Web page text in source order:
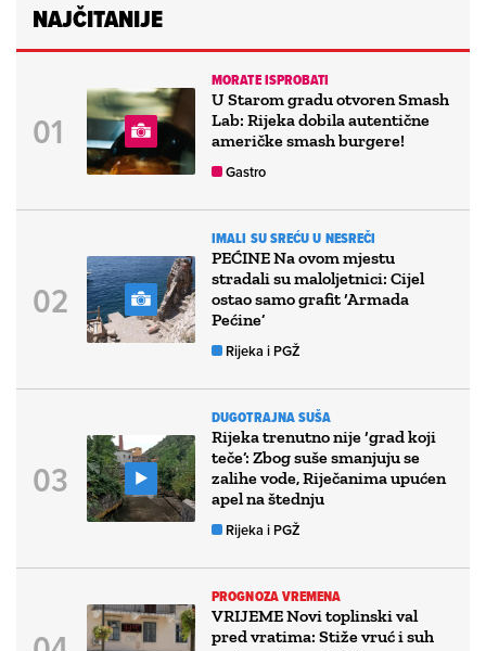
NAJČITANIJE
MORATE ISPROBATI
U Starom gradu otvoren Smash
Lab: Rijeka dobila autentične
američke smash burgere!
Gastro
IMALI SU SREĆU U NESREČI
PEĆINE Na ovom mjestu
stradali su maloljetnici: Cijel
ostao samo grafit ‘Armada
Pećine’
Rijeka i PGŽ
DUGOTRAJNA SUŠA
Rijeka trenutno nije ‘grad koji
teče’: Zbog suše smanjuju se
zalihe vode, Riječanima upućen
apel na štednju
Rijeka i PGŽ
PROGNOZA VREMENA
VRIJEME Novi toplinski val
pred vratima: Stiže vruć i suh